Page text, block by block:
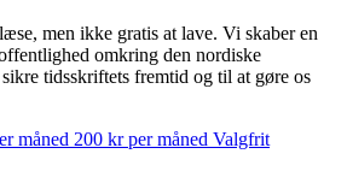
men ikke gratis at lave. Vi skaber en
omkring den nordiske
tidsskriftets fremtid og til at gøre os
måned 200 kr per måned Valgfrit